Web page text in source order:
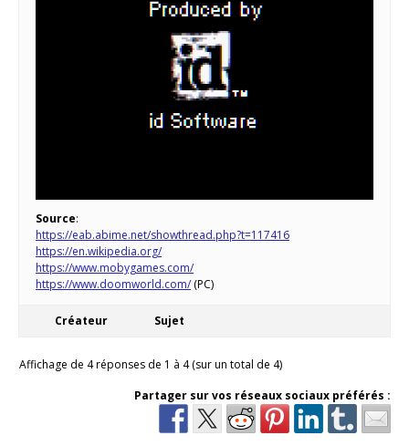
Source:
https://eab.abime.net/showthread.php?t=117416
https://en.wikipedia.org/
https://www.mobygames.com/
https://www.doomworld.com/ (PC)
Créateur Sujet
Affichage de 4 réponses de 1 à 4 (sur un total de 4)
Partager sur vos réseaux sociaux préférés :